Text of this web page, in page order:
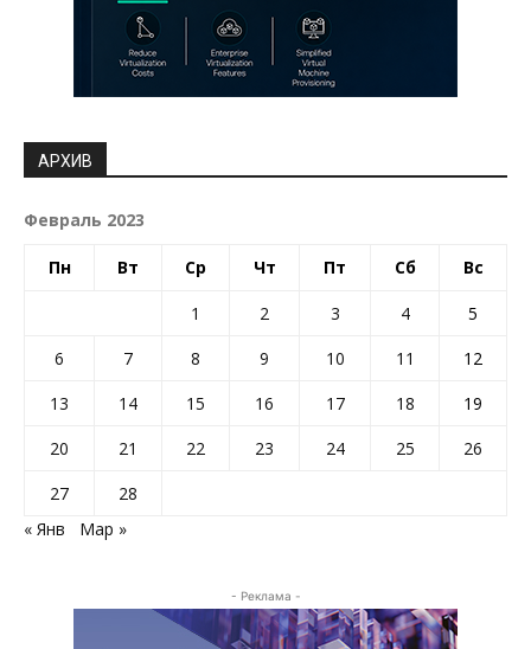
АРХИВ
Февраль 2023
Пн Вт Ср Чт Пт Сб Вс
1 2 3 4
5
6
7 8 9 10 11
12
13
14 15 16 17 18
19
20
21 22 23 24 25
26
27
28
« Янв
Мар »
- Реклама -